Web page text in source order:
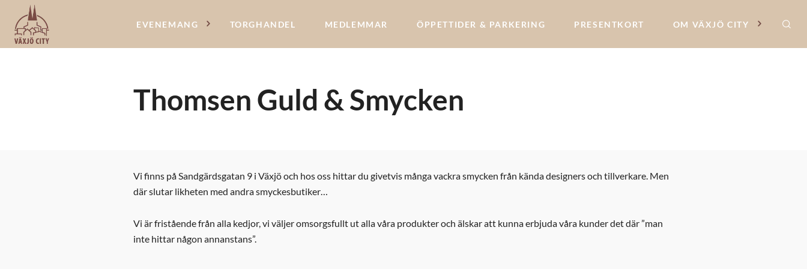
EVENEMANG TORGHANDEL MEDLEMMAR ÖPPETTIDER & PARKERING PRESENTKORT OM VÄXJÖ CITY
Thomsen Guld & Smycken
Vi finns på Sandgärdsgatan 9 i Växjö och hos oss hittar du givetvis många vackra smycken från kända designers och tillverkare. Men
där slutar likheten med andra smyckesbutiker…
Vi är fristående från alla kedjor, vi väljer omsorgsfullt ut alla våra produkter och älskar att kunna erbjuda våra kunder det där ”man
inte hittar någon annanstans”.